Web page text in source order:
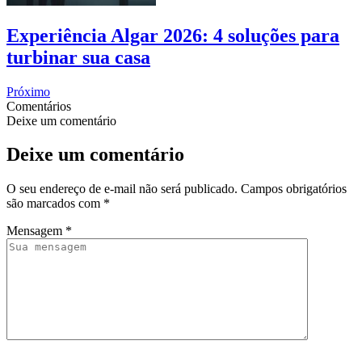
Experiência Algar 2026: 4 soluções para
turbinar sua casa
Próximo
Comentários
Deixe um comentário
Deixe um comentário
O seu endereço de e-mail não será publicado. Campos obrigatórios
são marcados com *
Mensagem *